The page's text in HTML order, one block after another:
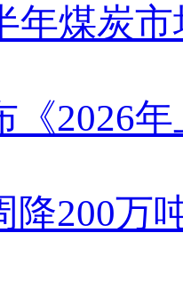
年煤炭
《2026
降200万